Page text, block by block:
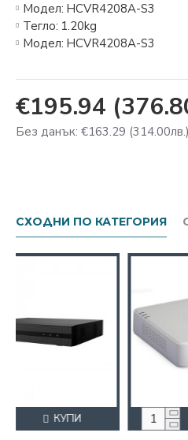
€195.94
Без данък: €163.29 (314.00лв.)
Модел: HCVR4208A-S3
Тегло: 1.20kg
Модел: HCVR4208A-S3
СХОДНИ ПО КАТЕГОРИЯ
КУПИ